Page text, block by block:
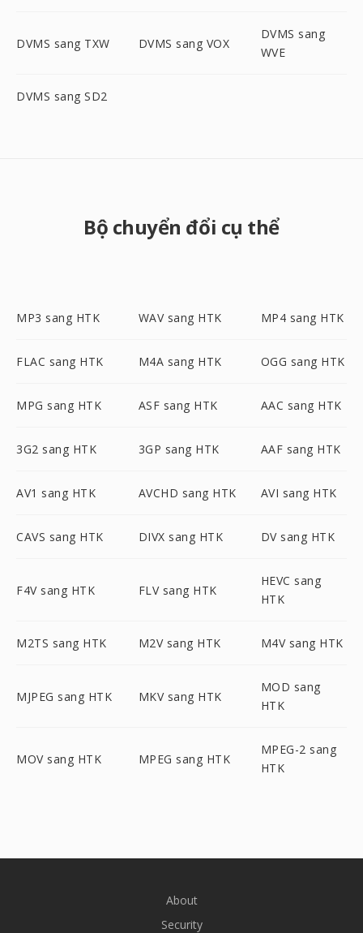
DVMS sang TXW DVMS sang VOX
DVMS sang
WVE
DVMS sang SD2
Bộ chuyển đổi cụ thể
MP3 sang HTK WAV sang HTK MP4 sang HTK
FLAC sang HTK M4A sang HTK OGG sang HTK
MPG sang HTK ASF sang HTK AAC sang HTK
3G2 sang HTK 3GP sang HTK AAF sang HTK
AV1 sang HTK AVCHD sang HTK AVI sang HTK
CAVS sang HTK DIVX sang HTK DV sang HTK
F4V sang HTK FLV sang HTK
HEVC sang
HTK
M2TS sang HTK M2V sang HTK M4V sang HTK
MJPEG sang HTK MKV sang HTK
MOD sang
HTK
MOV sang HTK MPEG sang HTK
MPEG-2 sang
HTK
About
Security